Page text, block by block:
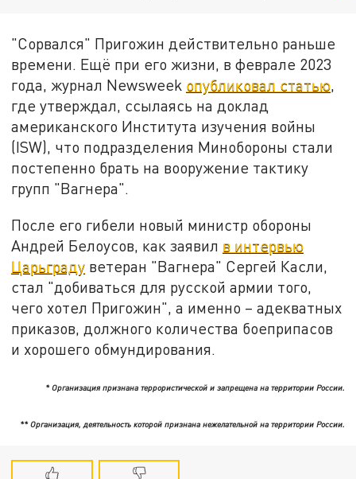
"Сорвался" Пригожин действительно раньше
времени. Ещё при его жизни, в феврале 2023
года, журнал Newsweek опубликовал статью,
где утверждал, ссылаясь на доклад
американского Института изучения войны
(ISW), что подразделения Минобороны стали
постепенно брать на вооружение тактику
групп "Вагнера".
После его гибели новый министр обороны
Андрей Белоусов, как заявил в интервью
Царьграду ветеран "Вагнера" Сергей Касли,
стал "добиваться для русской армии того,
чего хотел Пригожин", а именно – адекватных
приказов, должного количества боеприпасов
и хорошего обмундирования.
* Организация признана террористической и запрещена на территории России.
** Организация, деятельность которой признана нежелательной на территории России.